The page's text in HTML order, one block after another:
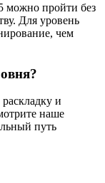
можно пройти без
Для уровень
чем
и
наше
путь